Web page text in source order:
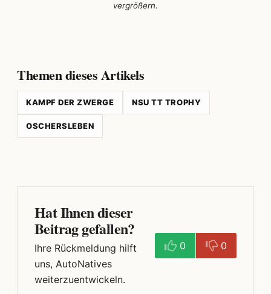
vergrößern.
Themen dieses Artikels
KAMPF DER ZWERGE NSU TT TROPHY
OSCHERSLEBEN
Hat Ihnen dieser
Beitrag gefallen?
Ihre Rückmeldung hilft
uns, AutoNatives
weiterzuentwickeln.
0 0